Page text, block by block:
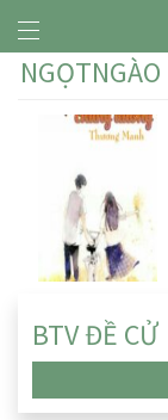
NGỌTNGÀO
BTV ĐỀ CỬ